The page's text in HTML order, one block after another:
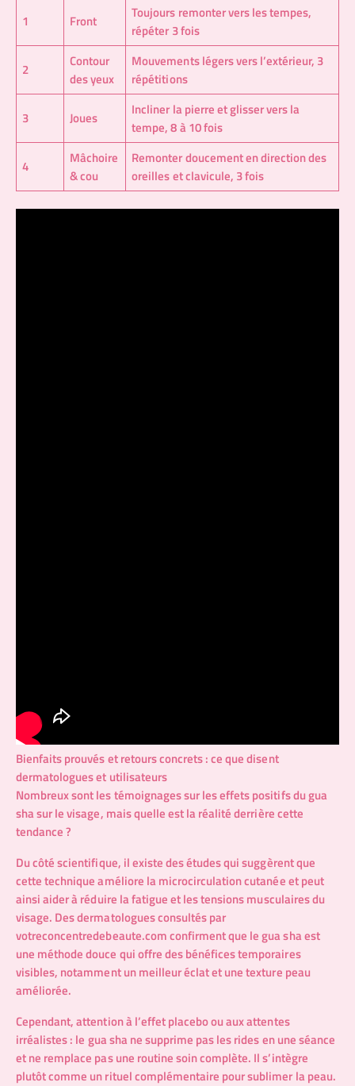
1 Front
Toujours remonter vers les tempes,
répéter 3 fois
2
Contour
des yeux
Mouvements légers vers l’extérieur, 3
répétitions
3 Joues
Incliner la pierre et glisser vers la
tempe, 8 à 10 fois
4
Mâchoire
& cou
Remonter doucement en direction des
oreilles et clavicule, 3 fois
Bienfaits prouvés et retours concrets : ce que disent
dermatologues et utilisateurs
Nombreux sont les témoignages sur les effets positifs du gua
sha sur le visage, mais quelle est la réalité derrière cette
tendance ?
Du côté scientifique, il existe des études qui suggèrent que
cette technique améliore la microcirculation cutanée et peut
ainsi aider à réduire la fatigue et les tensions musculaires du
visage. Des dermatologues consultés par
votreconcentredebeaute.comconfirment que le gua sha est
une méthode douce qui offre des bénéfices temporaires
visibles, notamment un meilleur éclat et une texture peau
améliorée.
Cependant, attention à l’effet placebo ou aux attentes
irréalistes : le gua sha ne supprime pas les rides en une séance
et ne remplace pas une routine soin complète. Il s’intègre
plutôt comme un rituel complémentaire pour sublimer la peau.